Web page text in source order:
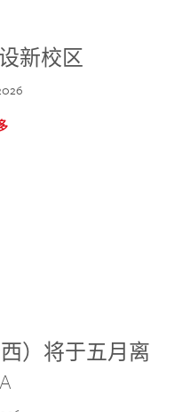
新校区
西）将于五月离